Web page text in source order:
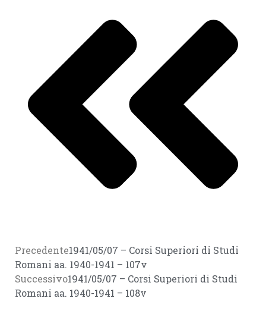
Precedente1941/05/07 – Corsi Superiori di Studi
Romani aa. 1940-1941 – 107v
Successivo1941/05/07 – Corsi Superiori di Studi
Romani aa. 1940-1941 – 108v